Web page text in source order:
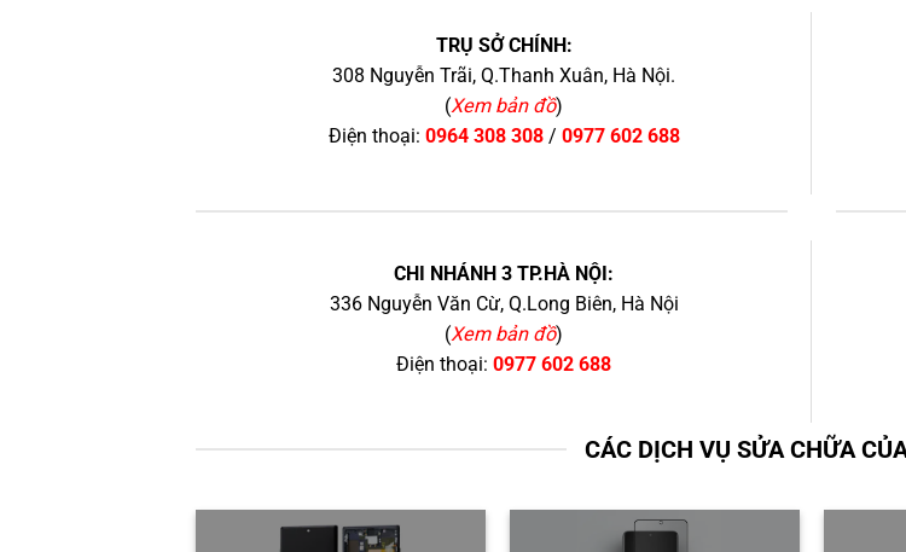
TRỤ SỞ CHÍNH:
308 Nguyễn Trãi, Q.Thanh Xuân, Hà Nội.
(Xem bản đồ)
Điện thoại: 0964 308 308/ 0977 602 688
CHI NHÁNH 3 TP.HÀ NỘI:
336 Nguyễn Văn Cừ, Q.Long Biên, Hà Nội
(Xem bản đồ)
Điện thoại: 0977 602 688
CÁC DỊCH VỤ SỬA CHỮA